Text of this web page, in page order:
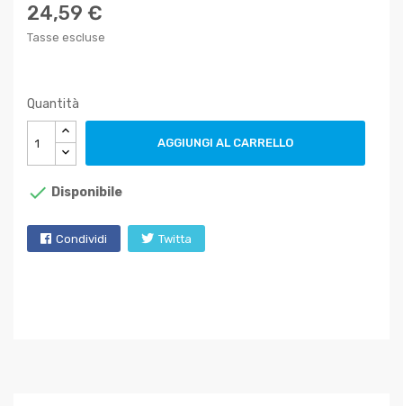
24,59 €
Tasse escluse
Quantità
AGGIUNGI AL CARRELLO
 Disponibile
Condividi Twitta